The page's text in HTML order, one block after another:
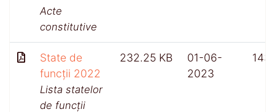
Acte
constitutive
State de
funcții 2022
Lista statelor
de funcții
232.25 KB
01-06-
2023